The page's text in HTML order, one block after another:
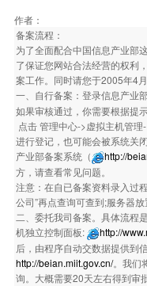
作者：
备案流程：
为了全面配合中国信息产业部
了保证您网站合法经营的权利
案工作。同时请您于2005年4
一、自行备案：登录信息产业
如果审核通过，你需要根据提
点击 管理中心->虚拟主机管
进行登记，也可能会被系统关
产业部备案系统（
http://
方，请查看常见问题。
注意：在自已备案资料录入过
公司”再点查询可查到;服务器
二、委托我司备案。具体流程
机独立控制面板:
http://
后，由程序自动交数据提供到
http://beian.miit.gov.cn/。我们
询。大概需要20天左右得到审